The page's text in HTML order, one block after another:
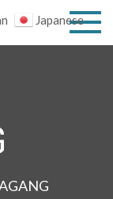
SO-LPK
私達と一緒に
Japanese